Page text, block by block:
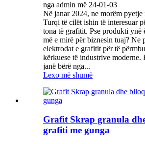
nga admin më 24-01-03
Në janar 2024, ne morëm pyetje
Turqi të cilët ishin të interesuar
tona të grafitit. Pse produkti ynë
më e mirë për biznesin tuaj? Ne
elektrodat e grafitit për të
kërkuese të industrive moderne.
janë bërë nga...
Lexo më shumë
Grafit Skrap granula
grafiti me gunga